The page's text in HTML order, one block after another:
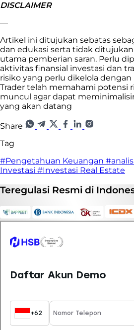
DISCLAIMER
—
Artikel ini ditujukan sebatas
dan edukasi serta tidak
utama pemberian saran. Perlu
aktivitas finansial investasi dan
risiko yang perlu dikelola dengan
Trader telah memahami potensi
muncul agar dapat
yang akan datang
Share
Tag
#Pengetahuan Keuangan
Investasi #Investasi Real Estate
Teregulasi Resmi di